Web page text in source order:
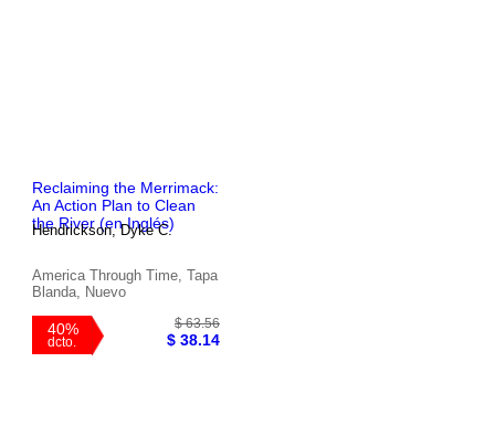
40%
dcto.
$ 62.06
$ 37.24
Reclaiming the Merrimack:
An Action Plan to Clean
the River (en Inglés)
Hendrickson, Dyke C.
America Through Time, Tapa
Blanda, Nuevo